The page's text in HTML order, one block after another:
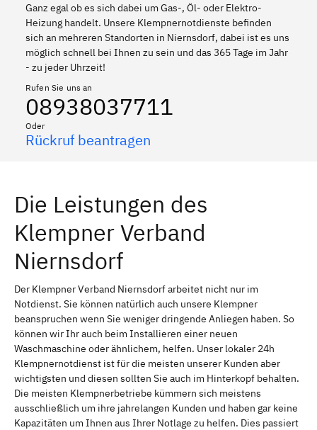
Ganz egal ob es sich dabei um Gas-, Öl- oder Elektro-
Heizung handelt. Unsere Klempnernotdienste befinden
sich an mehreren Standorten in Niernsdorf, dabei ist es uns
möglich schnell bei Ihnen zu sein und das 365 Tage im Jahr
- zu jeder Uhrzeit!
Rufen Sie uns an
08938037711
Oder
Rückruf beantragen
Die Leistungen des
Klempner Verband
Niernsdorf
Der Klempner Verband Niernsdorf arbeitet nicht nur im
Notdienst. Sie können natürlich auch unsere Klempner
beanspruchen wenn Sie weniger dringende Anliegen haben. So
können wir Ihr auch beim Installieren einer neuen
Waschmaschine oder ähnlichem, helfen. Unser lokaler 24h
Klempnernotdienst ist für die meisten unserer Kunden aber
wichtigsten und diesen sollten Sie auch im Hinterkopf behalten.
Die meisten Klempnerbetriebe kümmern sich meistens
ausschließlich um ihre jahrelangen Kunden und haben gar keine
Kapazitäten um Ihnen aus Ihrer Notlage zu helfen. Dies passiert